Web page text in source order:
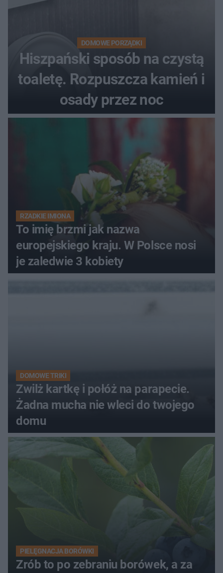
DOMOWE PORZĄDKI
Hiszpański sposób na czystą
toaletę. Rozpuszcza kamień i
osady przez noc
RZADKIE IMIONA
To imię brzmi jak nazwa
europejskiego kraju. W Polsce nosi
je zaledwie 3 kobiety
DOMOWE TRIKI
Zwilż kartkę i połóż na parapecie.
Żadna mucha nie wleci do twojego
domu
PIELĘGNACJA BORÓWKI
Zrób to po zebraniu borówek, a za